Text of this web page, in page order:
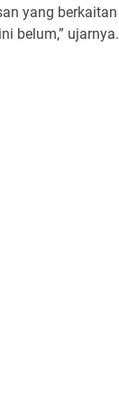
yang berkaitan
belum,” ujarnya.